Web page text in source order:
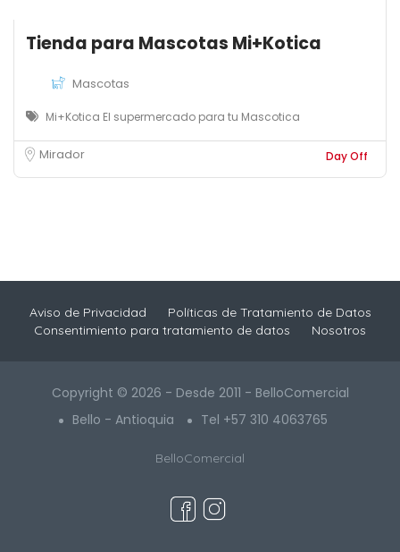
Tienda para Mascotas Mi+Kotica
Mascotas
Mi+Kotica El supermercado para tu Mascotica
Mirador Day Off
Aviso de Privacidad
Políticas de Tratamiento de Datos
Consentimiento para tratamiento de datos
Nosotros
Copyright © 2026 - Desde 2011 - BelloComercial
Bello - Antioquia
Tel +57 310 4063765
BelloComercial